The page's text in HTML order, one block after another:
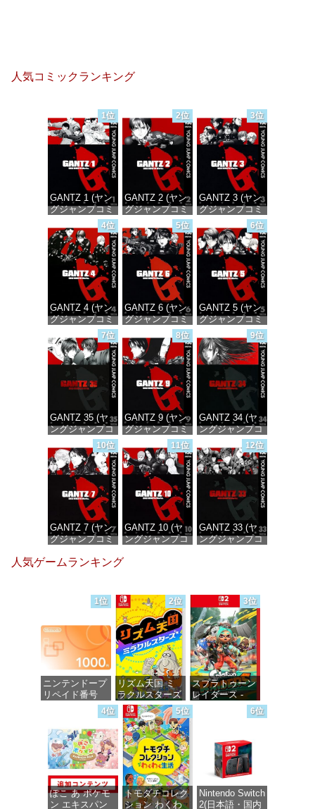
人気コミックランキング
1位
GANTZ 1 (ヤン
グジャンプコミ
ックスDIGITAL)
価格：¥100
2位
GANTZ 2 (ヤン
グジャンプコミ
ックスDIGITAL)
価格：¥100
3位
GANTZ 3 (ヤン
グジャンプコミ
ックスDIGITAL)
価格：¥100
4位
GANTZ 4 (ヤン
グジャンプコミ
ックスDIGITAL)
価格：¥100
5位
GANTZ 6 (ヤン
グジャンプコミ
ックスDIGITAL)
価格：¥100
6位
GANTZ 5 (ヤン
グジャンプコミ
ックスDIGITAL)
価格：¥100
7位
GANTZ 35 (ヤ
ングジャンプコ
DIGITAL)
価格：¥100
8位
GANTZ 9 (ヤン
グジャンプコミ
ックスDIGITAL)
価格：¥100
9位
GANTZ 34 (ヤ
ングジャンプコ
DIGITAL)
価格：¥100
10位
GANTZ 7 (ヤン
グジャンプコミ
11位
GANTZ 10 (ヤ
ングジャンプコ
12位
GANTZ 33 (ヤ
ングジャンプコ
人気ゲームランキング
1位
ニンテンドープ
リペイド番号
1000円|オンラ
価格：¥1,000
2位
リズム天国 ミ
ラクルスターズ
-Switch
価格：¥5,645
3位
スプラトゥーン
レイダース -
Switch2
4位
ぽこ あ ポケモ
ン エキスパン
5位
トモダチコレク
ション わくわ
6位
Nintendo Switch
2(日本語・国内